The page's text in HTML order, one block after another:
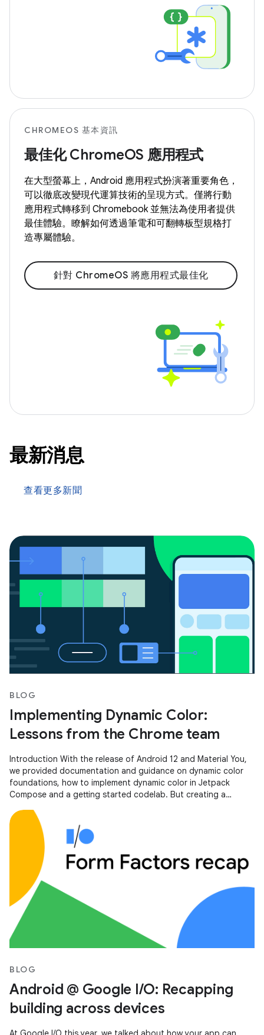
CHROMEOS 基本資訊
最佳化 ChromeOS 應用程式
在大型螢幕上，Android 應用程式扮演著重要角色，
可以徹底改變現代運算技術的呈現方式。僅將行動
應用程式轉移到 Chromebook 並無法為使用者提供
最佳體驗。瞭解如何透過筆電和可翻轉板型規格打
造專屬體驗。
針對 ChromeOS 將應用程式最佳化
最新消息
查看更多新聞
BLOG
Implementing Dynamic Color:
Lessons from the Chrome team
Introduction With the release of Android 12 and Material You,
we provided documentation and guidance on dynamic color
foundations, how to implement dynamic color in Jetpack
Compose and a getting started codelab. But creating a
BLOG
Android @ Google I/O: Recapping
building across devices